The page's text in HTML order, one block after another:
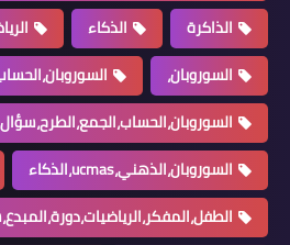
الذاكرة الذكاء
السوروبان،
السوروبان،الذهني،ucmas،الذكاء